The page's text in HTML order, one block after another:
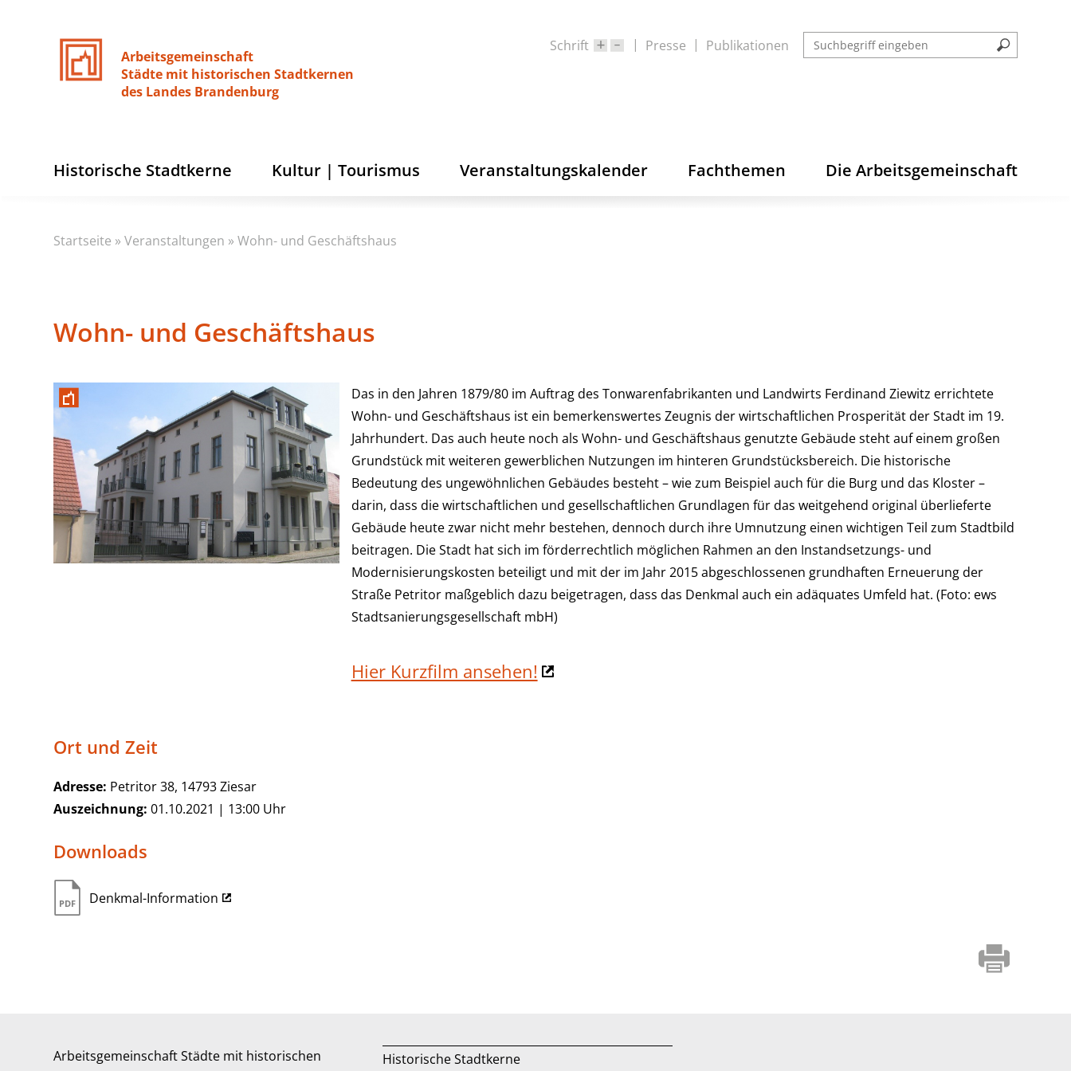
Arbeitsgemeinschaft
Städte mit historischen Stadtkernen
des Landes Brandenburg
Schrift Presse Publikationen
Historische Stadtkerne Kultur | Tourismus Veranstaltungskalender Fachthemen Die Arbeitsgemeinschaft
Startseite »Veranstaltungen »Wohn- und Geschäftshaus
Wohn- und Geschäftshaus
Das in den Jahren 1879/80 im Auftrag des Tonwarenfabrikanten und Landwirts Ferdinand Ziewitz errichtete
Wohn- und Geschäftshaus ist ein bemerkenswertes Zeugnis der wirtschaftlichen Prosperität der Stadt im 19.
Jahrhundert. Das auch heute noch als Wohn- und Geschäftshaus genutzte Gebäude steht auf einem großen
Grundstück mit weiteren gewerblichen Nutzungen im hinteren Grundstücksbereich. Die historische
Bedeutung des ungewöhnlichen Gebäudes besteht – wie zum Beispiel auch für die Burg und das Kloster –
darin, dass die wirtschaftlichen und gesellschaftlichen Grundlagen für das weitgehend original überlieferte
Gebäude heute zwar nicht mehr bestehen, dennoch durch ihre Umnutzung einen wichtigen Teil zum Stadtbild
beitragen. Die Stadt hat sich im förderrechtlich möglichen Rahmen an den Instandsetzungs- und
Modernisierungskosten beteiligt und mit der im Jahr 2015 abgeschlossenen grundhaften Erneuerung der
Straße Petritor maßgeblich dazu beigetragen, dass das Denkmal auch ein adäquates Umfeld hat. (Foto: ews
Stadtsanierungsgesellschaft mbH)
Hier Kurzfilm ansehen!
Ort und Zeit
Adresse: Petritor 38, 14793 Ziesar
Auszeichnung: 01.10.2021 | 13:00 Uhr
Downloads
Denkmal-Information
Arbeitsgemeinschaft Städte mit historischen
Historische Stadtkerne